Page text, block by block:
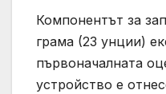
Компонентът за
грама (23 унции)
първоначалната
устройство е